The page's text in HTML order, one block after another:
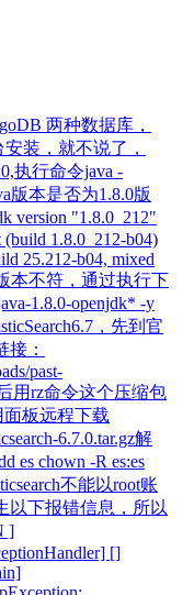
两种数据库，
装，就不说了，
执行命令java -
版本是否为1.8.0版
version "1.8.0_212"
1.8.0_212-b04)
25.212-b04, mixed
本不符，通过执行下
1.8.0-openjdk* -y
，先到官
接：
past-
后用rz命令这个压缩包
面板远程下载
6.7.0.tar.gz解
es chown -R es:es
不能以root账
以下报错信息，所以
]
[]